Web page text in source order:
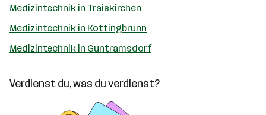
Medizintechnik in Traiskirchen
Medizintechnik in Kottingbrunn
Medizintechnik in Guntramsdorf
Verdienst du, was du verdienst?